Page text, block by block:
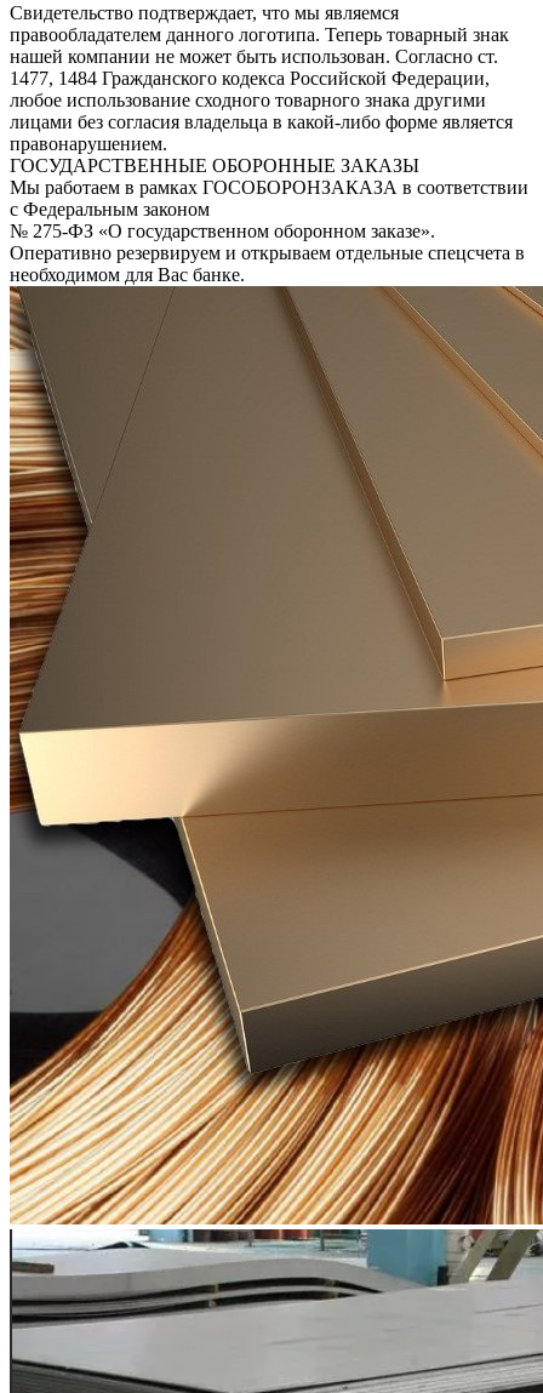
Свидетельство подтверждает, что мы являемся
правообладателем данного логотипа. Теперь товарный знак
нашей компании не может быть использован. Согласно ст.
1477, 1484 Гражданского кодекса Российской Федерации,
любое использование сходного товарного знака другими
лицами без согласия владельца в какой-либо форме является
правонарушением.
ГОСУДАРСТВЕННЫЕ ОБОРОННЫЕ ЗАКАЗЫ
Мы работаем в рамках ГОСОБОРОНЗАКАЗА в соответствии
с Федеральным законом
№ 275-ФЗ «О государственном оборонном заказе».
Оперативно резервируем и открываем отдельные спецсчета в
необходимом для Вас банке.